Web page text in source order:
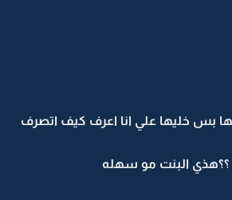
بس خليها علي انا اعرف كيف اتصرف
البنت مو سهله